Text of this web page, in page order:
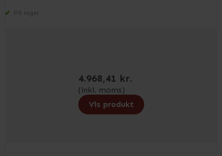
På lager
4.968,41 kr.
(inkl. moms)
Vis produkt